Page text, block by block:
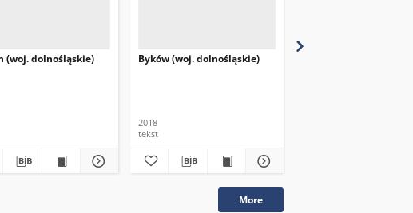
(woj. dolnośląskie) Byków (woj. dolnośląskie)
2018
tekst
More